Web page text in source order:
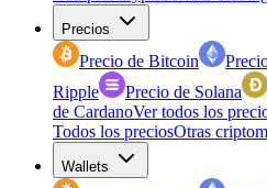
Precios
Precio de Bitcoin
Ripple
Precio de Solana
de CardanoVer todos los
Todos los preciosOtras
Wallets